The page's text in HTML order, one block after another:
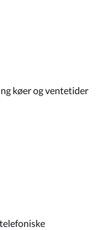
køer og ventetider